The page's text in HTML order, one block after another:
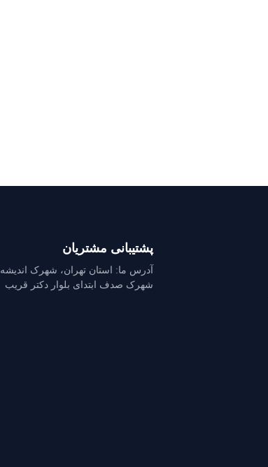
پشتیبانی مشتریان
آدرس ما: استان تهران، شهرک اندیشه
شهرک صدف ابتدای بلوار دکتر قریب